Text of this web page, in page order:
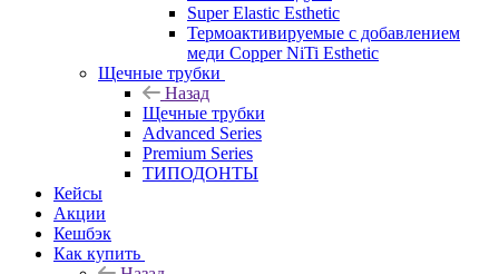
Super Elastic Esthetic
Термоактивируемые с добавлением
меди Copper NiTi Esthetic
Щечные трубки
Назад
Щечные трубки
Advanced Series
Premium Series
ТИПОДОНТЫ
Кейсы
Акции
Кешбэк
Как купить